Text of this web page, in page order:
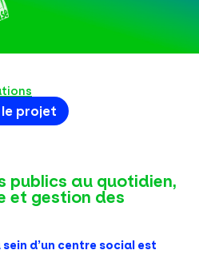
projet
publics au quotidien,
et gestion des
d’un centre social est